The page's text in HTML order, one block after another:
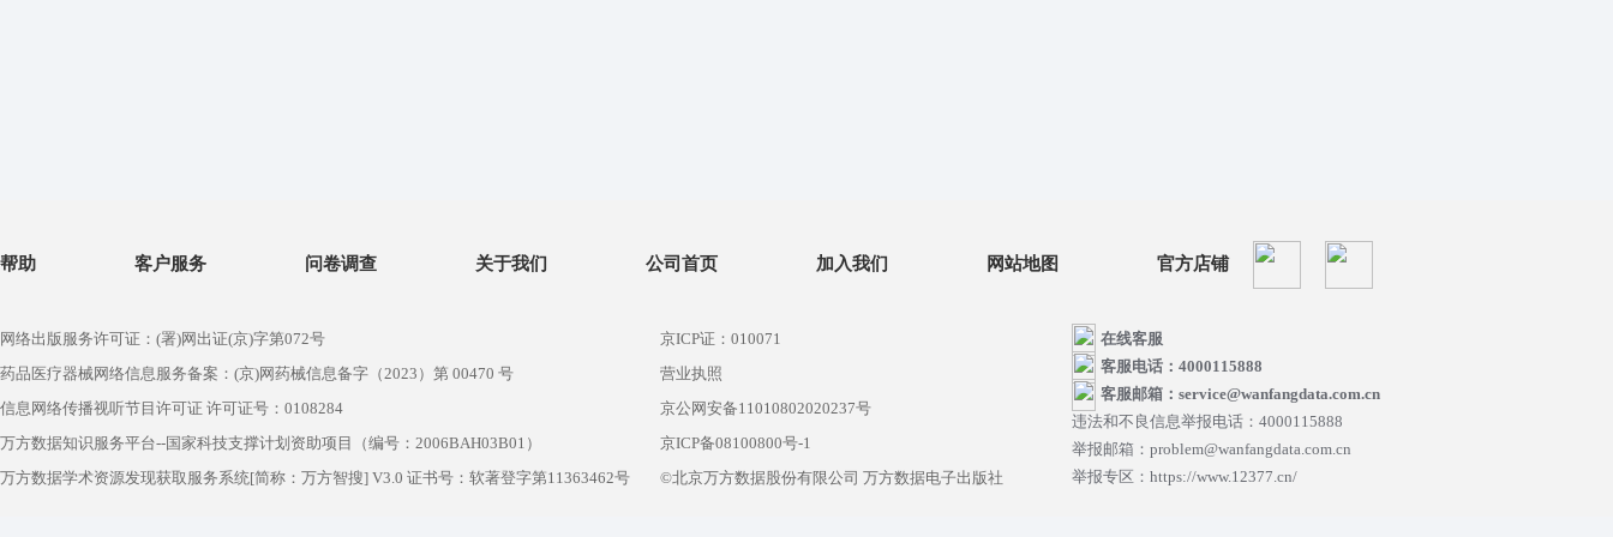
帮助 客户服务 问卷调查 关于我们 公司首页 加入我们 网站地图 官方店铺
网络出版服务许可证：(署)网出证(京)字第072号
药品医疗器械网络信息服务备案：(京)网药械信息备字（2023）第 00470 号
信息网络传播视听节目许可证 许可证号：0108284
万方数据知识服务平台--国家科技支撑计划资助项目（编号：2006BAH03B01）
万方数据学术资源发现获取服务系统[简称：万方智搜] V3.0 证书号：软著登字第11363462号
京ICP证：010071
营业执照
京公网安备11010802020237号
京ICP备08100800号-1
©北京万方数据股份有限公司 万方数据电子出版社
在线客服
客服电话：4000115888
客服邮箱：service@wanfangdata.com.cn
违法和不良信息举报电话：4000115888
举报邮箱：problem@wanfangdata.com.cn
举报专区：https://www.12377.cn/